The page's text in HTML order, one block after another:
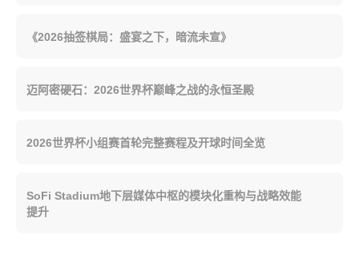
《2026抽签棋局：盛宴之下，暗流未宣》
迈阿密硬石：2026世界杯巅峰之战的永恒圣殿
2026世界杯小组赛首轮完整赛程及开球时间全览
SoFi Stadium地下层媒体中枢的模块化重构与战略效能
提升